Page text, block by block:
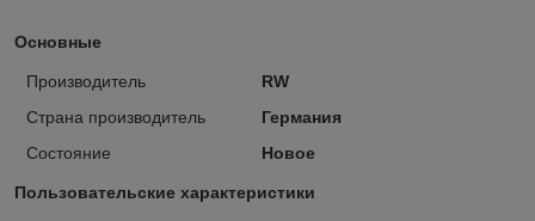
Основные
Производитель
RW
Страна производитель
Германия
Состояние
Новое
Пользовательские характеристики